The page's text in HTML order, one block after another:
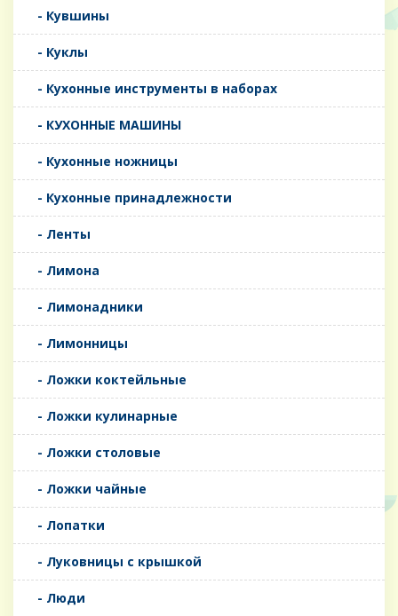
- Кувшины
- Куклы
- Кухонные инструменты в наборах
- КУХОННЫЕ МАШИНЫ
- Кухонные ножницы
- Кухонные принадлежности
- Ленты
- Лимона
- Лимонадники
- Лимонницы
- Ложки коктейльные
- Ложки кулинарные
- Ложки столовые
- Ложки чайные
- Лопатки
- Луковницы с крышкой
- Люди